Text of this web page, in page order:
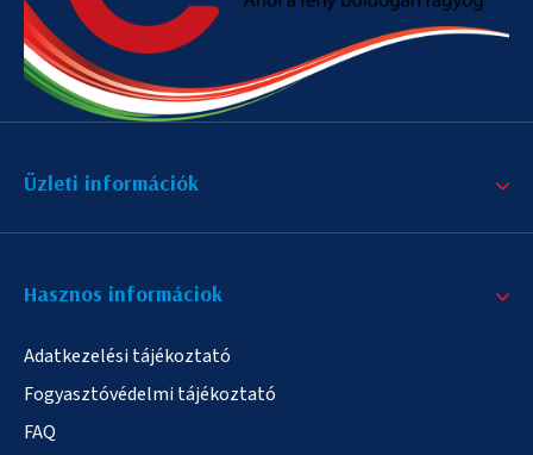
Üzleti információk
Hasznos informáciok
Adatkezelési tájékoztató
Fogyasztóvédelmi tájékoztató
FAQ